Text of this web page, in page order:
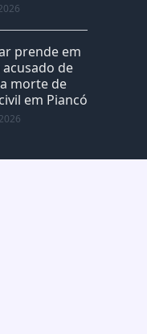
prende em
de
morte de
em Piancó